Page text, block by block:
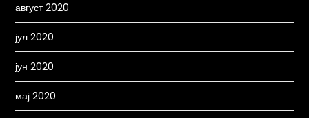
август 2020
јул 2020
јун 2020
мај 2020